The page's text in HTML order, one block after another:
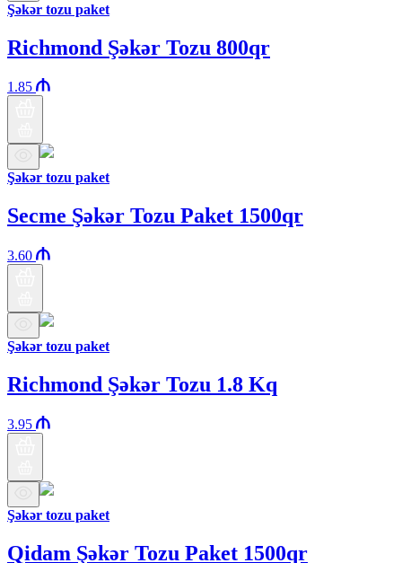
Şəkər tozu paket
Richmond Şəkər Tozu 800qr
1.85
Şəkər tozu paket
Secme Şəkər Tozu Paket 1500qr
3.60
Şəkər tozu paket
Richmond Şəkər Tozu 1.8 Kq
3.95
Şəkər tozu paket
Qidam Şəkər Tozu Paket 1500qr